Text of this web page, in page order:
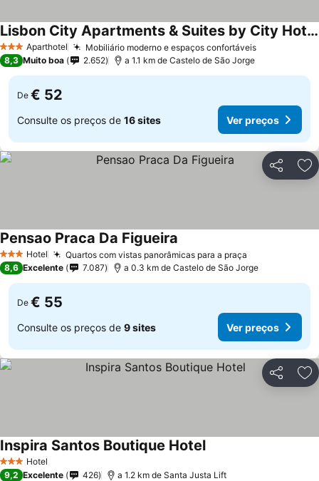
3 EstrelasAparthotel Mobiliário moderno e espaços confortáveis
Lisbon City Apartments & Suites by City Hotels
8,3 Muito boa 2.652 a 1.1 km de Castelo de São Jorge
De € 52
Consulte os preços de 16 sites Ver preços
Partilhar
3 EstrelasHotel Quartos com vistas panorâmicas para a praça
Pensao Praca Da Figueira
8,6 Excelente 7.087 a 0.3 km de Castelo de São Jorge
De € 55
Consulte os preços de 9 sites Ver preços
Partilhar
3 EstrelasHotel
Inspira Santos Boutique Hotel
9,2 Excelente 426 a 1.2 km de Santa Justa Lift